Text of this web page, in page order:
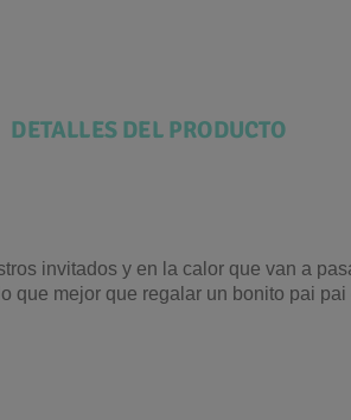
DETALLES DEL PRODUCTO
invitados y en la calor que van a
que mejor que regalar un bonito pai